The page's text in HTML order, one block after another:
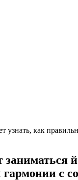
узнать, как
гармонии